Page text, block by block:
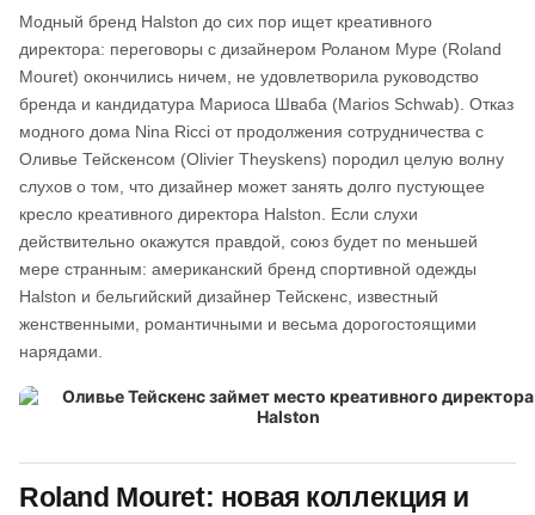
Модный бренд Halston до сих пор ищет креативного
директора: переговоры с дизайнером Роланом Муре (Roland
Mouret) окончились ничем, не удовлетворила руководство
бренда и кандидатура Мариоса Шваба (Marios Schwab). Отказ
модного дома Nina Ricci от продолжения сотрудничества с
Оливье Тейскенсом (Olivier Theyskens) породил целую волну
слухов о том, что дизайнер может занять долго пустующее
кресло креативного директора Halston. Если слухи
действительно окажутся правдой, союз будет по меньшей
мере странным: американский бренд спортивной одежды
Halston и бельгийский дизайнер Тейскенс, известный
женственными, романтичными и весьма дорогостоящими
нарядами.
Roland Mouret: новая коллекция и